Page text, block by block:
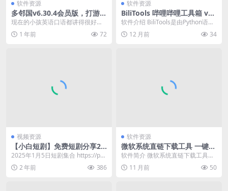
软件资源
多邻国v6.30.4会员版，打游戏
式学语言？这App让我上瘾到
停不下来
现在的小孩英语口语都讲得很好，
语言学习真的要趁早。当然，学习
不分年龄，只要有决心...
1 年前 72
软件资源
BiliTools 哔哩哔哩工具箱 v1.
4.0-4
软件介绍 BiliTools是由Python语言
开发打造的工具箱，能够为哔哩哔
哩...12 月前 34
视频资源
【小白短剧】免费短剧分享20
25年1月5日
2025年1月5日短剧集合 https://pa
n.quark.cn/s/486...
2 年前 386
软件资源
微软系统直链下载工具 一键下
载原版系统 v1.3.4.5 中文绿色
版
软件简介 微软系统直链下载工具，
能够帮助用户便捷地获取微软Wind
ows 11系...
11 月前 50